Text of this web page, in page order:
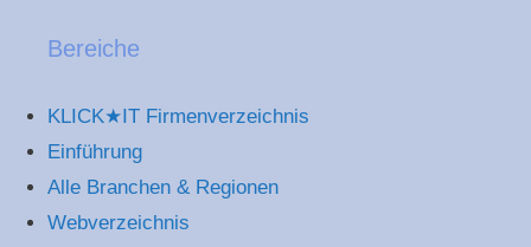
Bereiche
KLICK★IT Firmenverzeichnis
Einführung
Alle Branchen & Regionen
Webverzeichnis